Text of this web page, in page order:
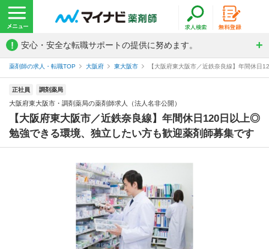
! 安心・安全な転職サポートの提供に努めます。
薬剤師の求人・転職TOP 大阪府 東大阪市 【大阪府東大阪市／近鉄奈良線】年間休
正社員 調剤薬局
大阪府東大阪市・調剤薬局の薬剤師求人（法人名非公開）
【大阪府東大阪市／近鉄奈良線】年間休日120日以上◎
勉強できる環境、独立したい方も歓迎薬剤師募集です